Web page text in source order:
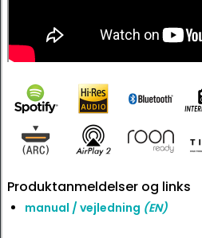
Produktanmeldelser og links
manual / vejledning (EN)